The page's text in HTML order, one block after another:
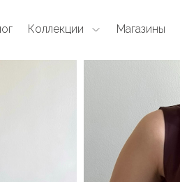
Коллекции Магазины